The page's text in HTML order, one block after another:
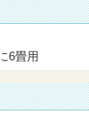
6畳用